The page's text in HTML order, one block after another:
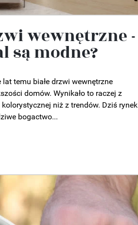
wewnętrzne -
są modne?
temu białe drzwi wewnętrzne
domów. Wynikało to raczej z
niż z trendów. Dziś rynek
bogactwo...